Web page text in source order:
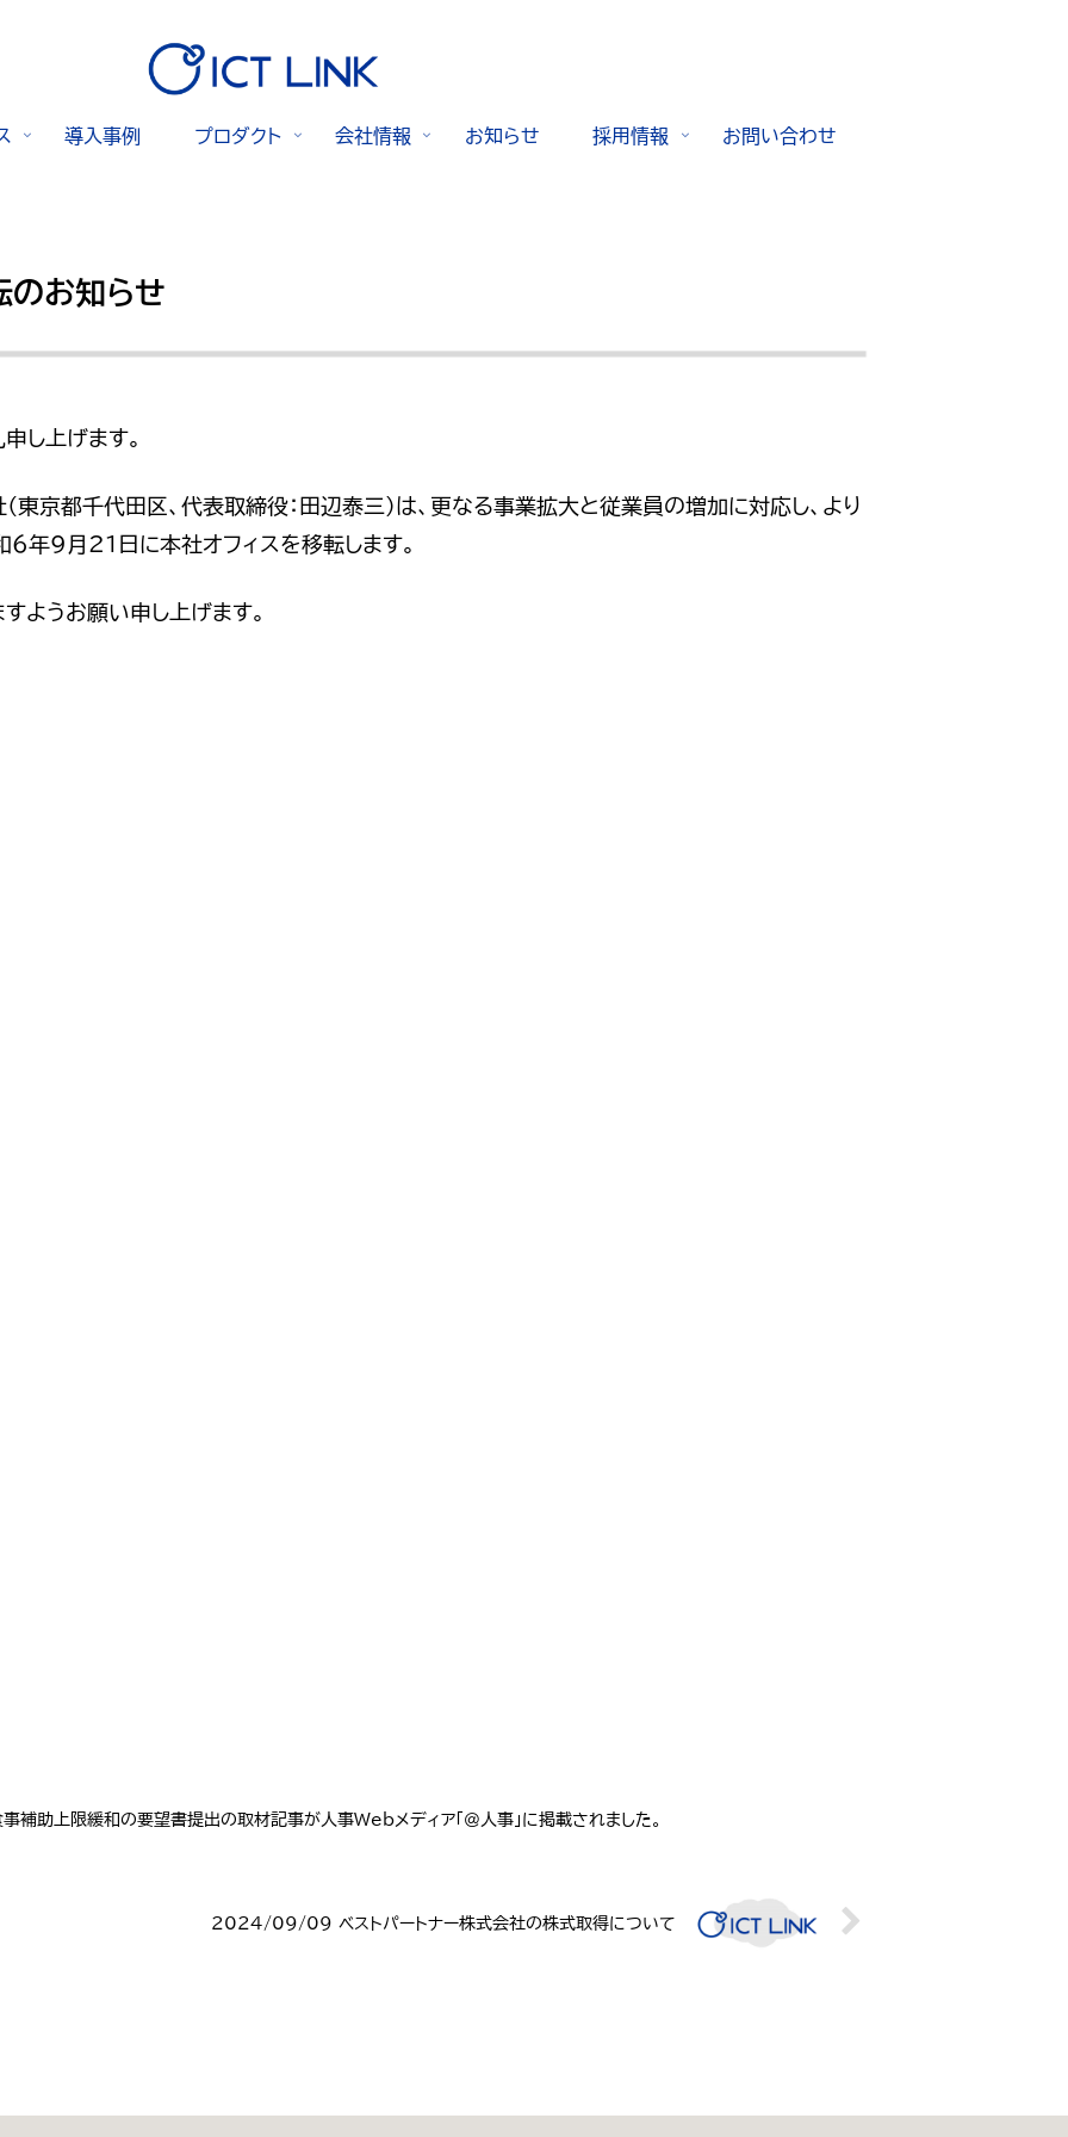
導入事例 プロダクト 会社情報 お知らせ 採用情報 お問い合わせ
お知らせ
し上げます。
（東京都千代田区、代表取締役：田辺泰三）は、更なる事業拡大と従業員の増加に対応し、より
年9月21日に本社オフィスを移転します。
ようお願い申し上げます。
上限緩和の要望書提出の取材記事が人事Webメディア「＠人事」に掲載されました。
2024/09/09 ベストパートナー株式会社の株式取得について